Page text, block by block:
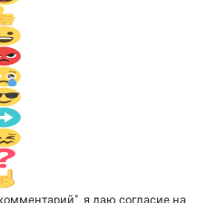
я даю согласие на